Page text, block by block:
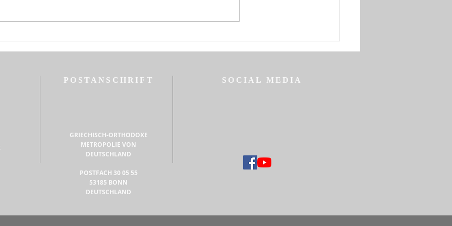
Ökumenischer Patriarch allem
POSTANSCHRIFT
GRIECHISCH-ORTHODOXE
METROPOLIE VON
DEUTSCHLAND
POSTFACH 30 05 55
53185 BONN
DEUTSCHLAND
SOCIAL MEDIA